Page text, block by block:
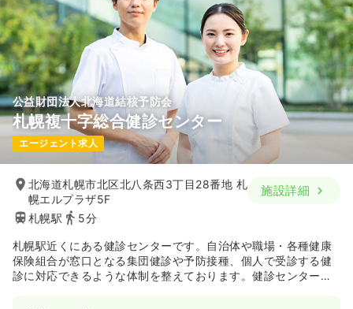
日祝休み
担当業務未経験可 月給36万円以上可
気になる 詳細を見る
公益財団法人北海道結核予防会
札幌複十字総合健診センター
エージェント求人
北海道札幌市北区北八条西3丁目28番地 札
幌エルプラザ5F
札幌駅
5分
施設詳細
札幌駅近くにある健診センターです。自治体や職場・各種健康
保険組合が窓口となる集団健診や予防接種、個人で受診する健
診に対応できるような体制を整えております。健診センターで